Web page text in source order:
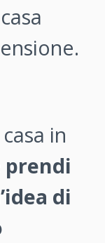
in
prendi
di